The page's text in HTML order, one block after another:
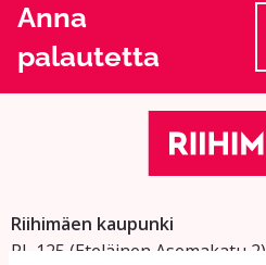
Anna
palautetta
Riihimäen kaupunki
PL 125 (Eteläinen Asemakatu 2)